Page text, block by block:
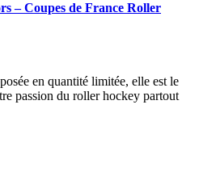
– Coupes de France Roller
en quantité limitée, elle est le
passion du roller hockey partout